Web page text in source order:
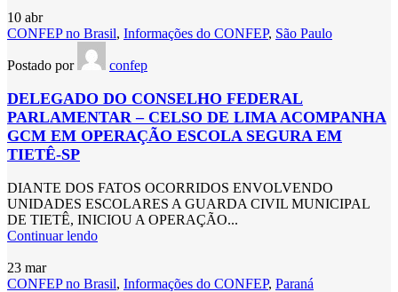
10 abr
CONFEP no Brasil, Informações do CONFEP, São Paulo
Postado por confep
DELEGADO DO CONSELHO FEDERAL
PARLAMENTAR – CELSO DE LIMA ACOMPANHA
GCM EM OPERAÇÃO ESCOLA SEGURA EM
TIETÊ-SP
DIANTE DOS FATOS OCORRIDOS ENVOLVENDO
UNIDADES ESCOLARES A GUARDA CIVIL MUNICIPAL
DE TIETÊ, INICIOU A OPERAÇÃO...
Continuar lendo
23 mar
CONFEP no Brasil, Informações do CONFEP, Paraná